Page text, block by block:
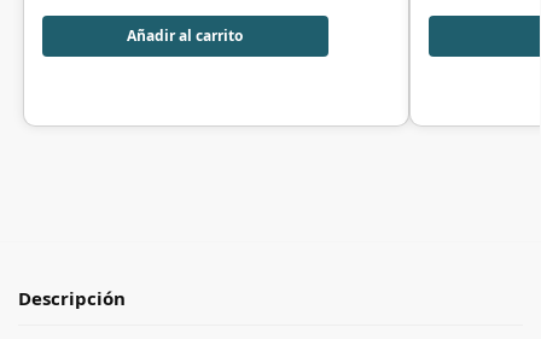
Añadir al carrito
Descripción